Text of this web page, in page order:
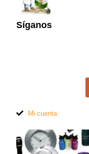
Síganos
Mi cuenta